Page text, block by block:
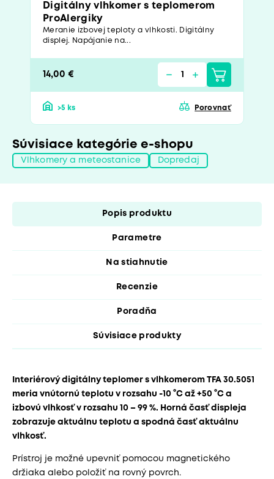
Digitálny vlhkomer s teplomerom
ProAlergiky
Meranie izbovej teploty a vlhkosti. Digitálny
displej. Napájanie na...
14,00 €
>5 ks Porovnať
Súvisiace kategórie e-shopu
Vlhkomery a meteostanice Dopredaj
Popis produktu
Parametre
Na stiahnutie
Recenzie
Poradňa
Súvisiace produkty
Interiérový digitálny teplomer s vlhkomerom TFA 30.5051
meria vnútornú teplotu v rozsahu -10 °C až +50 °C a
izbovú vlhkosť v rozsahu 10 – 99 %. Horná časť displeja
zobrazuje aktuálnu teplotu a spodná časť aktuálnu
vlhkosť.
Prístroj je možné upevniť pomocou magnetického
držiaka alebo položiť na rovný povrch.